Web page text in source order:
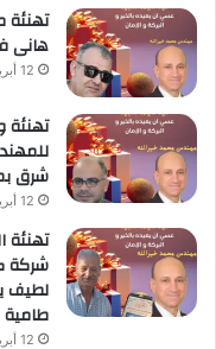
تهنئة
هانى
12 أبريل، 2026
تهنئة
شرق
12 أبريل، 2026
شركة
لطيف
طامية
12 أبريل، 2026